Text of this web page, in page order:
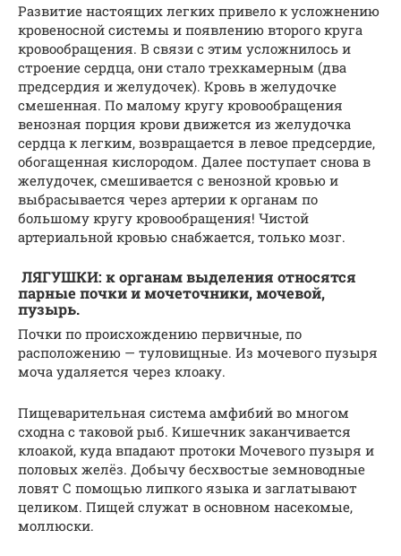
Развитие настоящих легких привело к усложнению
кровеносной системы и появлению второго круга
кровообращения. В связи с этим усложнилось и
строение сердца, они стало трехкамерным (два
предсердия и желудочек). Кровь в желудочке
смешенная. По малому кругу кровообращения
венозная порция крови движется из желудочка
сердца к легким, возвращается в левое предсердие,
обогащенная кислородом. Далее поступает снова в
желудочек, смешивается с венозной кровью и
выбрасывается через артерии к органам по
большому кругу кровообращения! Чистой
артериальной кровью снабжается, только мозг.
ЛЯГУШКИ: к органам выделения относятся
парные почки и мочеточники, мочевой,
пузырь.
Почки по происхождению первичные, по
расположению — туловищные. Из мочевого пузыря
моча удаляется через клоаку.
Пищеварительная система амфибий во многом
сходна с таковой рыб. Кишечник заканчивается
клоакой, куда впадают протоки Мочевого пузыря и
половых желёз. Добычу бесхвостые земноводные
ловят С помощью липкого языка и заглатывают
целиком. Пищей служат в основном насекомые,
моллюски.